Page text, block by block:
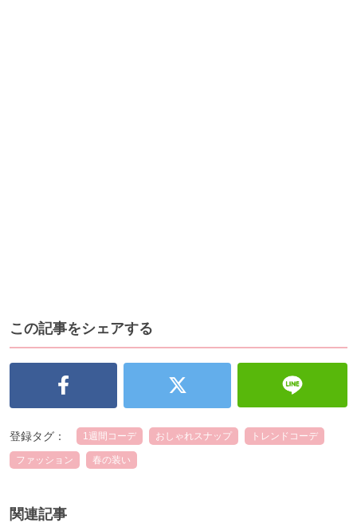
この記事をシェアする
登録タグ： 1週間コーデ おしゃれスナップ トレンドコーデ
ファッション 春の装い
関連記事